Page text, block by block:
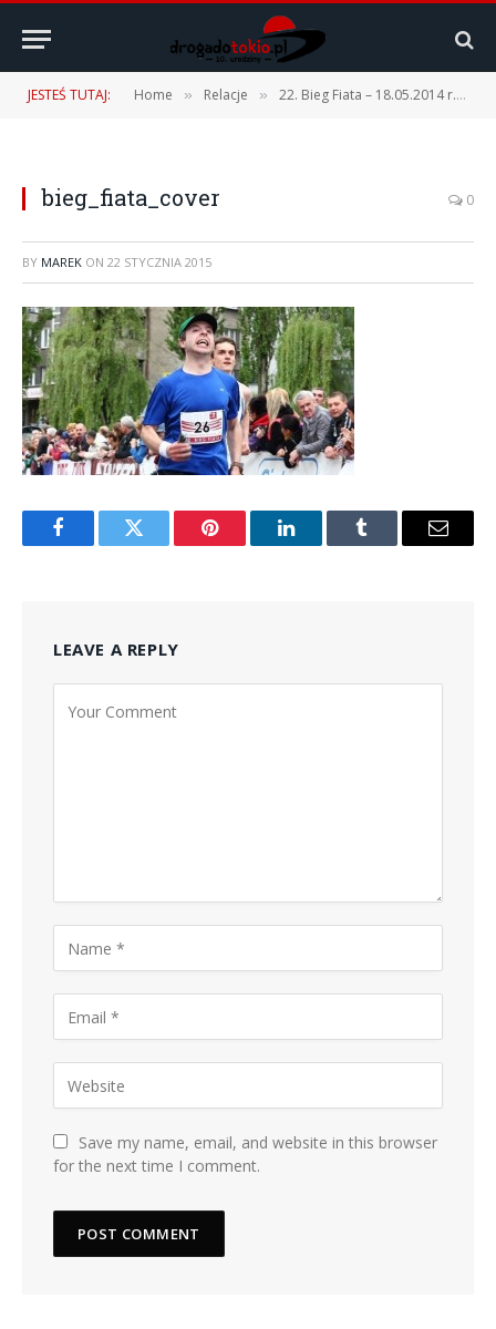
JESTEŚ TUTAJ: Home » Relacje » 22. Bieg Fiata – 18.05.2014 r.
bieg_fiata_cover 0
BY MAREK ON 22 STYCZNIA 2015
FacebookTwitter Pinterest LinkedInTumblr Email
LEAVE A REPLY
Save my name, email, and website in this browser
for the next time I comment.